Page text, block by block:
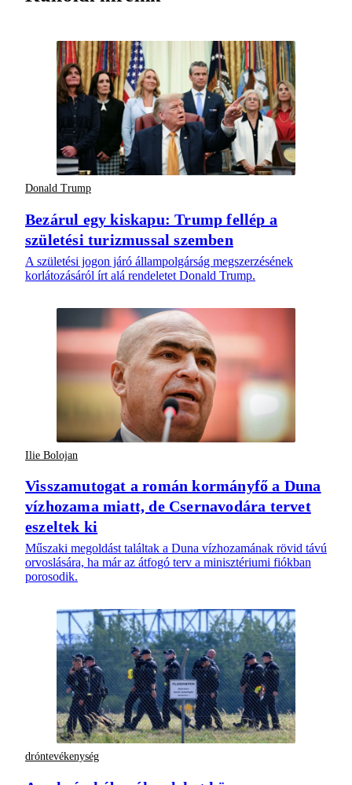
Donald Trump
Bezárul egy kiskapu: Trump fellép a
születési turizmussal szemben
A születési jogon járó állampolgárság megszerzésének
korlátozásáról írt alá rendeletet Donald Trump.
Ilie Bolojan
Visszamutogat a román kormányfő a Duna
vízhozama miatt, de Csernavodára tervet
eszeltek ki
Műszaki megoldást találtak a Duna vízhozamának rövid távú
orvoslására, ha már az átfogó terv a minisztériumi fiókban
porosodik.
dróntevékenység